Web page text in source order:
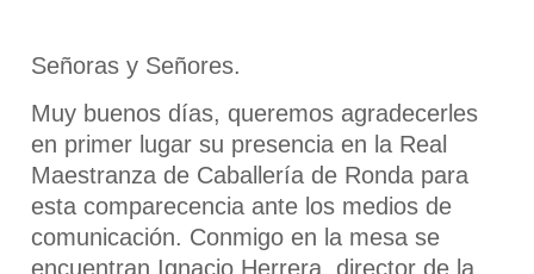
Señoras y Señores.
Muy buenos días, queremos agradecerles
en primer lugar su presencia en la Real
Maestranza de Caballería de Ronda para
esta comparecencia ante los medios de
comunicación. Conmigo en la mesa se
encuentran Ignacio Herrera, director de la